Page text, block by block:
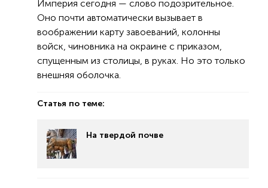
Империя сегодня — слово подозрительное.
Оно почти автоматически вызывает в
воображении карту завоеваний, колонны
войск, чиновника на окраине с приказом,
спущенным из столицы, в руках. Но это только
внешняя оболочка.
Статья по теме:
На твердой почве